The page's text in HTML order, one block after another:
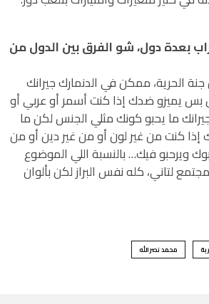
بعدة دول، شو الفرق بين الدول من
الحرية، ممكن في الدنمارك جيرانك
بس يميزو ضدك إذا كنت أسمر أو عربي أو
ما يحبو كونك مثلي الجنس لكن ما
كنت من غير لون أو من غير دين أو من
ويرحبو فيك… بالنسبة اللي الموضوع
لتاني، كله نفس البراز لكن بألوان
محمد نصرالله